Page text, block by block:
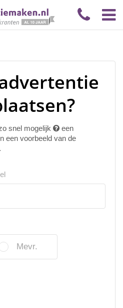
snel mogelijk
een
een voorbeeld van de
Mevr.